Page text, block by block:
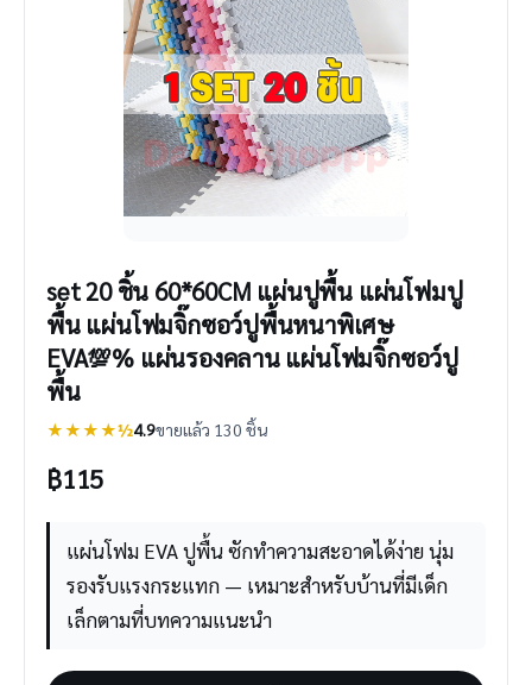
set 20 ชิ้น 60*60CM แผ่นปูพื้น แผ่นโฟมปู
พื้น แผ่นโฟมจิ๊กซอว์ปูพื้นหนาพิเศษ
EVA💯% แผ่นรองคลาน แผ่นโฟมจิ๊กซอว์ปู
พื้น
★★★★½4.9ขายแล้ว 130 ชิ้น
฿115
แผ่นโฟม EVA ปูพื้น ซักทำความสะอาดได้ง่าย นุ่ม
รองรับแรงกระแทก — เหมาะสำหรับบ้านที่มีเด็ก
เล็กตามที่บทความแนะนำ